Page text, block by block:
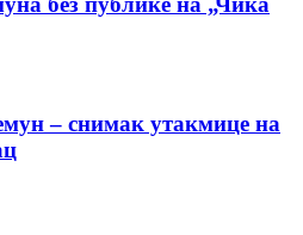
– снимак утакмице на